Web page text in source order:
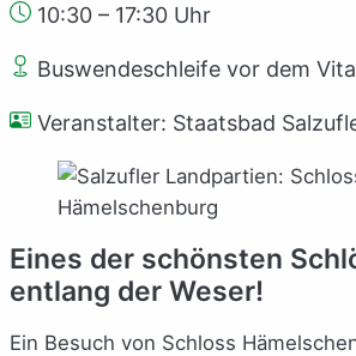
10:30 – 17:30 Uhr
Buswendeschleife vor dem
Veranstalter: Staatsbad
Eines der schönsten
entlang der Weser!
Ein Besuch von Schloss